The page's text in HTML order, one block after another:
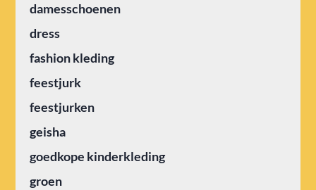
damesschoenen
dress
fashion kleding
feestjurk
feestjurken
geisha
goedkope kinderkleding
groen